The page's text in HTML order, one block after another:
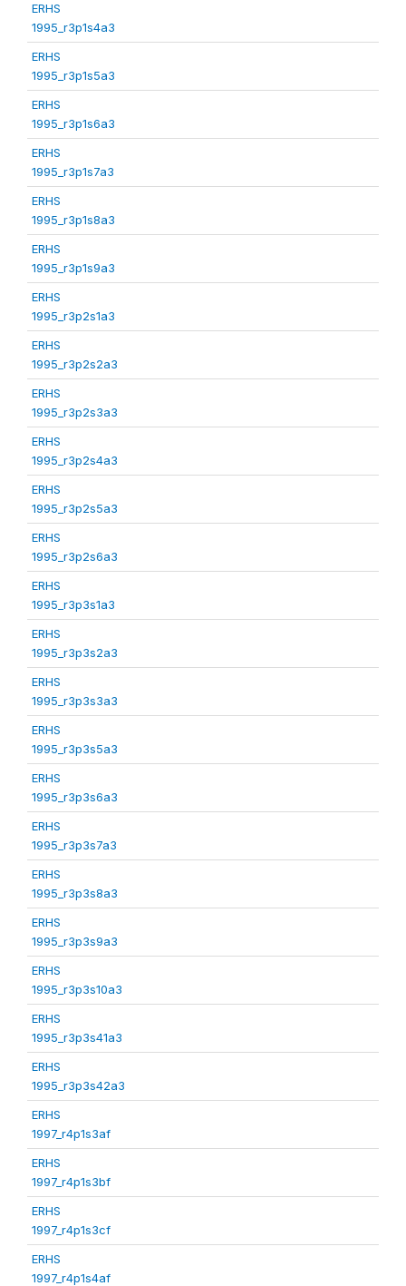
ERHS
1995_r3p1s4a3
ERHS
1995_r3p1s5a3
ERHS
1995_r3p1s6a3
ERHS
1995_r3p1s7a3
ERHS
1995_r3p1s8a3
ERHS
1995_r3p1s9a3
ERHS
1995_r3p2s1a3
ERHS
1995_r3p2s2a3
ERHS
1995_r3p2s3a3
ERHS
1995_r3p2s4a3
ERHS
1995_r3p2s5a3
ERHS
1995_r3p2s6a3
ERHS
1995_r3p3s1a3
ERHS
1995_r3p3s2a3
ERHS
1995_r3p3s3a3
ERHS
1995_r3p3s5a3
ERHS
1995_r3p3s6a3
ERHS
1995_r3p3s7a3
ERHS
1995_r3p3s8a3
ERHS
1995_r3p3s9a3
ERHS
1995_r3p3s10a3
ERHS
1995_r3p3s41a3
ERHS
1995_r3p3s42a3
ERHS
1997_r4p1s3af
ERHS
1997_r4p1s3bf
ERHS
1997_r4p1s3cf
ERHS
1997_r4p1s4af